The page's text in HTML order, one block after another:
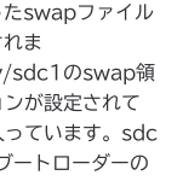
たswapファイル
ま
sdc1のswap領
が設定されて
ています。sdc
ートローダーの